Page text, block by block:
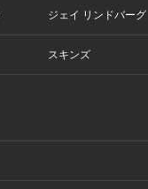
ジェイ リンドバーグ
スキンズ